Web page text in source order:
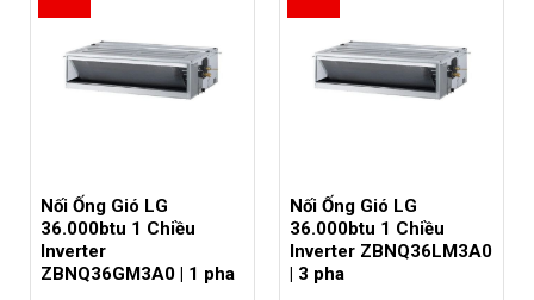
43.280.000₫.
43.280.000₫.
Nối Ống Gió LG
36.000btu 1 Chiều
Inverter
ZBNQ36GM3A0 | 1 pha
Nối Ống Gió LG
36.000btu 1 Chiều
Inverter ZBNQ36LM3A0
| 3 pha